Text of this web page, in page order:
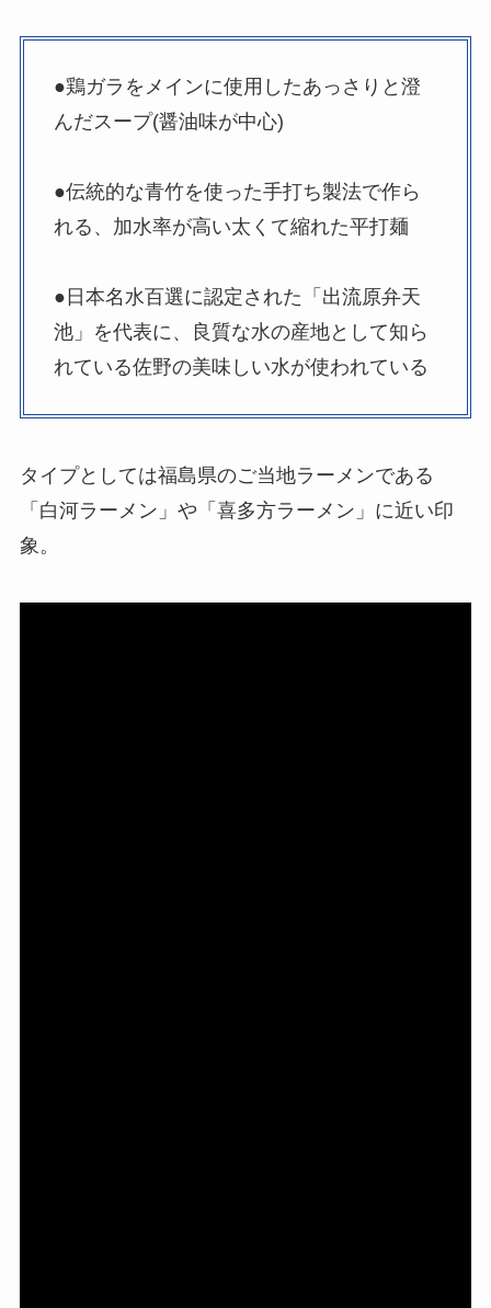
●鶏ガラをメインに使用したあっさりと澄
んだスープ(醤油味が中心)
●伝統的な青竹を使った手打ち製法で作ら
れる、加水率が高い太くて縮れた平打麺
●日本名水百選に認定された「出流原弁天
池」を代表に、良質な水の産地として知ら
れている佐野の美味しい水が使われている
タイプとしては福島県のご当地ラーメンである
「白河ラーメン」や「喜多方ラーメン」に近い印
象。